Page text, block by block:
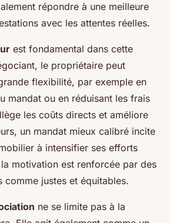
répondre à une meilleure
avec les attentes réelles.
est fondamental dans cette
le propriétaire peut
flexibilité, par exemple en
mandat ou en réduisant les frais
les coûts directs et améliore
un mandat mieux calibré incite
à intensifier ses efforts
motivation est renforcée par des
comme justes et équitables.
ne se limite pas à la